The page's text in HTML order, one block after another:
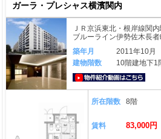
ガーラ・プレシャス横濱関内
ＪＲ京浜東北・根岸線関
ブルーライン伊勢佐木長
築年月
2011年10月
建物階数
10階建地下1
所在階数 8階
賃料 83,000円